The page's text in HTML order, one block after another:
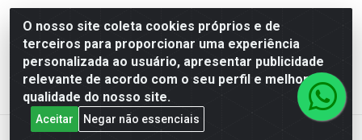
O nosso site coleta cookies próprios e de
terceiros para proporcionar uma experiência
personalizada ao usuário, apresentar publicidade
relevante de acordo com o seu perfil e melhorar a
qualidade do nosso site.
Aceitar
Negar não essenciais
Rede Brasil - Avenida Universitária, nº 3860, Jardim das
Américas II Etapa - Anápolis/GO - CEP 75070-415 -
CNPJ 07.728.073/0002-24